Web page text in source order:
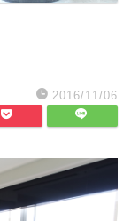
2016/11/06